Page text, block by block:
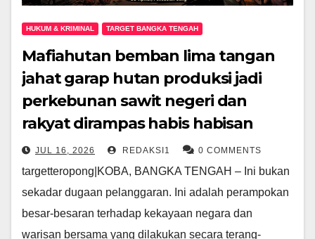
HUKUM & KRIMINAL TARGET BANGKA TENGAH
Mafiahutan bemban lima tangan
jahat garap hutan produksi jadi
perkebunan sawit negeri dan
rakyat dirampas habis habisan
JUL 16, 2026 REDAKSI1 0 COMMENTS
targetteropong|KOBA, BANGKA TENGAH – Ini bukan
sekadar dugaan pelanggaran. Ini adalah perampokan
besar-besaran terhadap kekayaan negara dan
warisan bersama yang dilakukan secara terang-